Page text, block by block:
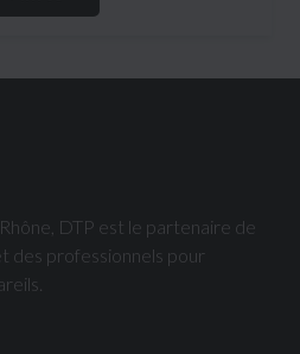
DTP est le partenaire de
des professionnels pour